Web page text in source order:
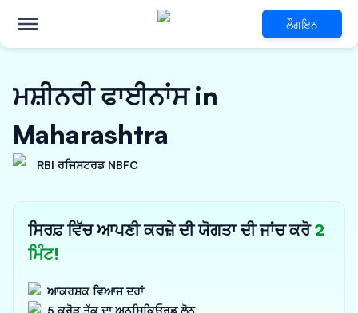
ਲੌਗਇਨ
ਮਸ਼ੀਨਰੀ ਫਾਈਨਾਂਸ in
Maharashtra
RBI ਰਜਿਸਟਰਡ NBFC
ਸਿਰਫ਼ ਵਿੱਚ ਆਪਣੀ ਕਰਜ਼ੇ ਦੀ ਯੋਗਤਾ ਦੀ ਜਾਂਚ ਕਰੋ2
ਮਿੰਟ!
ਆਕਰਸ਼ਕ ਵਿਆਜ ਦਰਾਂ
5 ਕਰੋੜ ਤੱਕ ਦਾ ਅਨਸਿਕਿਓਰਡ ਲੋਨ